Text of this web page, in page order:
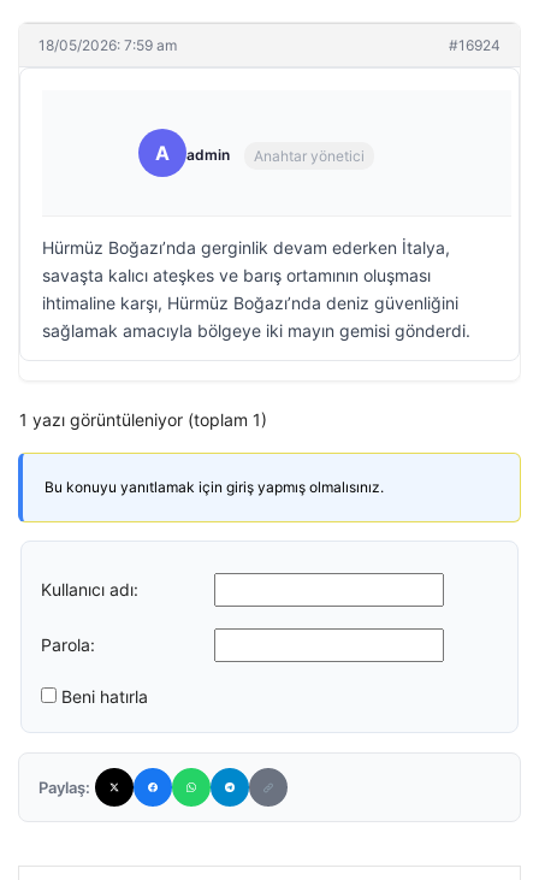
18/05/2026: 7:59 am #16924
A admin Anahtar yönetici
Hürmüz Boğazı’nda gerginlik devam ederken İtalya,
savaşta kalıcı ateşkes ve barış ortamının oluşması
ihtimaline karşı, Hürmüz Boğazı’nda deniz güvenliğini
sağlamak amacıyla bölgeye iki mayın gemisi gönderdi.
1 yazı görüntüleniyor (toplam 1)
Bu konuyu yanıtlamak için giriş yapmış olmalısınız.
Kullanıcı adı:
Parola:
Beni hatırla
Paylaş: